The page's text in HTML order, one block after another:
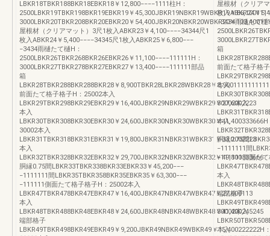
LBKR18TBKR188BKR18EBKR18￥12,800−−−−1111柱H：
2500LBKR19TBKR198BKR19EBKR19￥45,300JBKR19NBKR19WBKR19￥
3000LBKR20TBKR208BKR20EBKR20￥54,400JBKR20NBKR20WBKR20￥
屋根材（クリアマット）3尺1枚入ABKR23￥4,100−−−−34344尺1
枚入ABKR24￥5,400−−−−34345尺1枚入ABKR25￥6,800−−−
−3434雨樋たて樋H：
2500LBKR26TBKR268BKR26EBKR26￥11,100−−−−111111H：
3000LBKR27TBKR278BKR27EBKR27￥13,400−−−−111111部品
箱
LBKR28TBKR288BKR288BKR28￥8,900TBKR28LBKR28WBKR28￥
前面たて格子格子H：25002本入
LBKR29TBKR298BKR29EBKR29￥16,400JBKR29NBKR29WBKR29￥27,6002223
本入
LBKR30TBKR308BKR30EBKR30￥24,600JBKR30NBKR30WBKR30￥41,400333666H
30002本入
LBKR31TBKR318BKR31EBKR31￥19,800JBKR31NBKR31WBKR31￥33,2002223
本入
LBKR32TBKR328BKR32EBKR32￥29,700JBKR32NBKR32WBKR32￥49,800333666
胴縁0.75間LBKR33TBKR338BKR33EBKR33￥45,200−−−
−1111111間LBKR35TBKR358BKR35EBKR35￥63,300−−−
−111111側面たて格子格子H：25002本入
LBKR47TBKR478BKR47EBKR47￥16,400JBKR47NBKR47WBKR47￥27,600113
本入
LBKR48TBKR488BKR48EBKR48￥24,600JBKR48NBKR48WBKR48￥41,400245245
端部格子
LBKR49TBKR498BKR49EBKR49￥9,200JBKR49NBKR49WBKR49￥15,400222222H
屋根材（クリア
枚入ABKR24￥
−3434雨樋たて樋
箱
前面たて格子格
本入
30002本入
本入
胴縁0.75間
−1111111間
−111111側面た
本入
端部格子
30002本入
本入